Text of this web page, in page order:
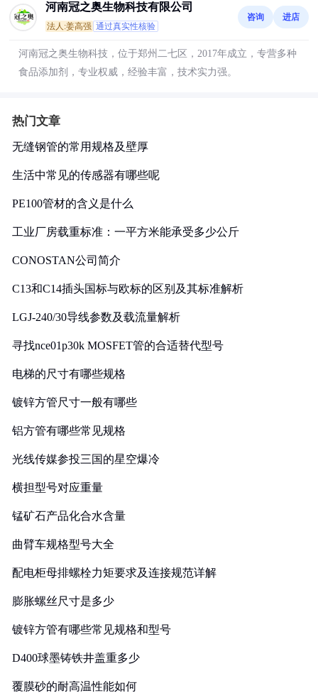
河南冠之奥生物科技有限公司
法人:姜高强 通过真实性核验
咨询 进店
河南冠之奥生物科技，位于郑州二七区，2017年成立，专营多种
食品添加剂，专业权威，经验丰富，技术实力强。
热门文章
无缝钢管的常用规格及壁厚
生活中常见的传感器有哪些呢
PE100管材的含义是什么
工业厂房载重标准：一平方米能承受多少公斤
CONOSTAN公司简介
C13和C14插头国标与欧标的区别及其标准解析
LGJ-240/30导线参数及载流量解析
寻找nce01p30k MOSFET管的合适替代型号
电梯的尺寸有哪些规格
镀锌方管尺寸一般有哪些
铝方管有哪些常见规格
光线传媒参投三国的星空爆冷
横担型号对应重量
锰矿石产品化合水含量
曲臂车规格型号大全
配电柜母排螺栓力矩要求及连接规范详解
膨胀螺丝尺寸是多少
镀锌方管有哪些常见规格和型号
D400球墨铸铁井盖重多少
覆膜砂的耐高温性能如何